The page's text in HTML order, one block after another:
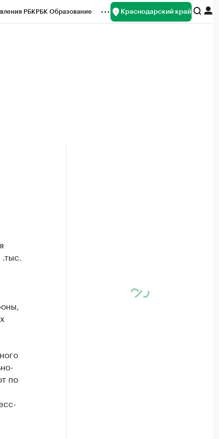
РБКРБК Образование Краснодарский край
по